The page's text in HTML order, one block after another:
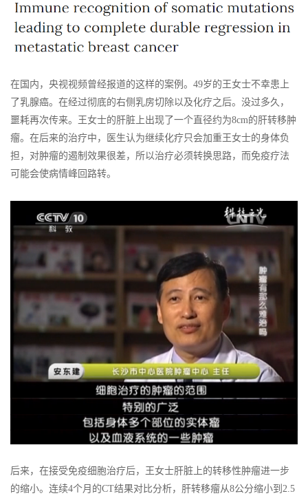
在国内，央视视频曾经报道的这样的案例。49岁的王女士不幸患上
了乳腺癌。在经过彻底的右侧乳房切除以及化疗之后。没过多久，
噩耗再次传来。王女士的肝脏上出现了一个直径约为8cm的肝转移肿
瘤。在后来的治疗中，医生认为继续化疗只会加重王女士的身体负
担，对肿瘤的遏制效果很差，所以治疗必须转换思路，而免疫疗法
可能会使病情峰回路转。
后来，在接受免疫细胞治疗后，王女士肝脏上的转移性肿瘤进一步
的缩小。连续4个月的CT结果对比分析，肝转移瘤从8公分缩小到2.5